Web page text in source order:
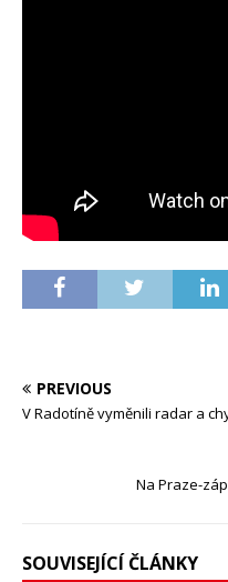
PREVIOUS
V Radotíně vyměnili radar a
Na Praze-
SOUVISEJÍCÍ ČLÁNKY